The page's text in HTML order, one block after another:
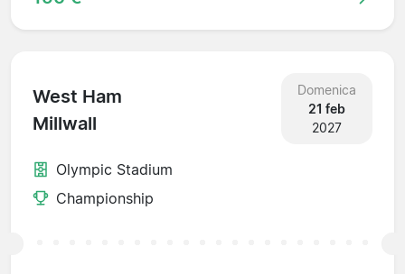
West Ham
Millwall
Domenica
21 feb
2027
Olympic Stadium
Championship